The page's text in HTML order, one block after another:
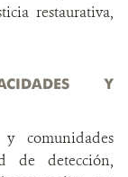
restaurativa,
Y
comunidades
de detección,